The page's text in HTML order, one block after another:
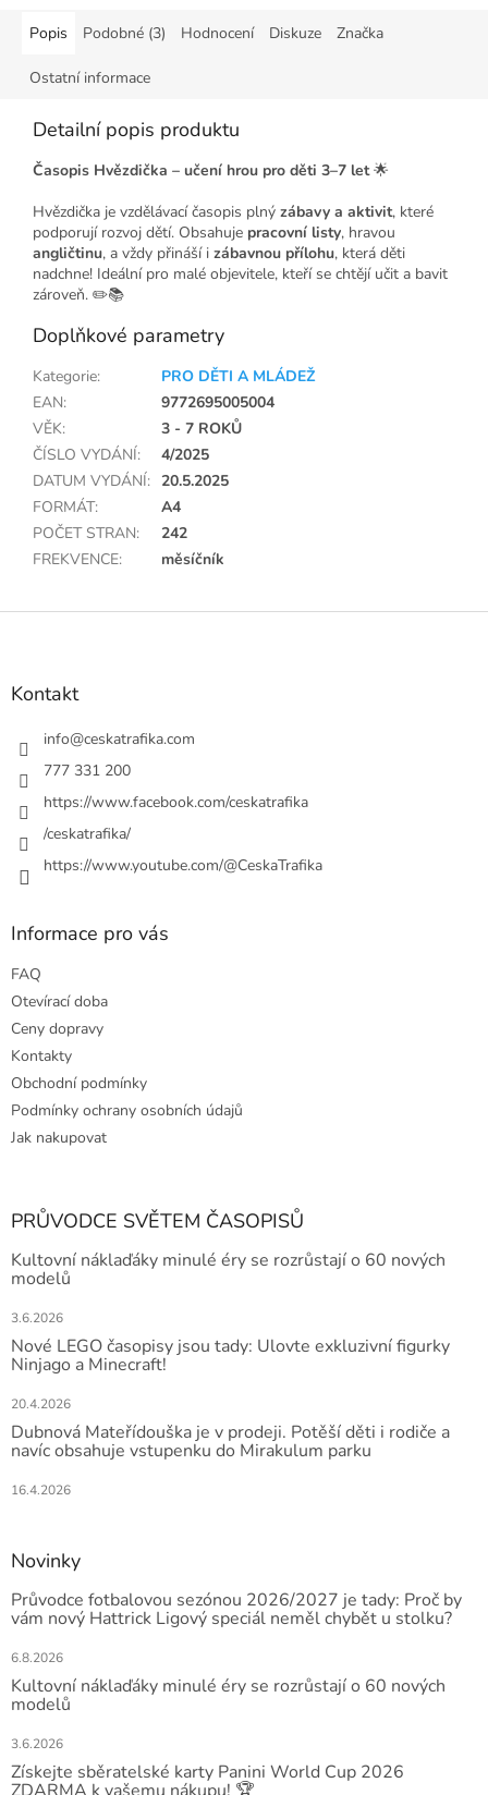
Popis Podobné (3) Hodnocení Diskuze Značka
Ostatní informace
Detailní popis produktu
Časopis Hvězdička – učení hrou pro děti 3–7 let🌟
Hvězdička je vzdělávací časopis plný zábavy a aktivit, které
podporují rozvoj dětí. Obsahuje pracovní listy, hravou
angličtinu, a vždy přináší i zábavnou přílohu, která děti
nadchne! Ideální pro malé objevitele, kteří se chtějí učit a bavit
zároveň. ✏️📚
Doplňkové parametry
Kategorie:
PRO DĚTI A MLÁDEŽ
EAN:
9772695005004
VĚK:
3 - 7 ROKŮ
ČÍSLO VYDÁNÍ:
4/2025
DATUM VYDÁNÍ: 20.5.2025
FORMÁT:
A4
POČET STRAN:
242
FREKVENCE: měsíčník
Z
Kontakt
info@ceskatrafika.com
777 331 200
https://www.facebook.com/ceskatrafika
/ceskatrafika/
https://www.youtube.com/@CeskaTrafika
Informace pro vás
FAQ
Otevírací doba
Ceny dopravy
Kontakty
Obchodní podmínky
Podmínky ochrany osobních údajů
Jak nakupovat
PRŮVODCE SVĚTEM ČASOPISŮ
Kultovní náklaďáky minulé éry se rozrůstají o 60 nových
modelů
3.6.2026
Nové LEGO časopisy jsou tady: Ulovte exkluzivní figurky
Ninjago a Minecraft!
20.4.2026
Dubnová Mateřídouška je v prodeji. Potěší děti i rodiče a
navíc obsahuje vstupenku do Mirakulum parku
16.4.2026
Novinky
Průvodce fotbalovou sezónou 2026/2027 je tady: Proč by
vám nový Hattrick Ligový speciál neměl chybět u stolku?
6.8.2026
Kultovní náklaďáky minulé éry se rozrůstají o 60 nových
modelů
3.6.2026
Získejte sběratelské karty Panini World Cup 2026
ZDARMA k vašemu nákupu! 🏆